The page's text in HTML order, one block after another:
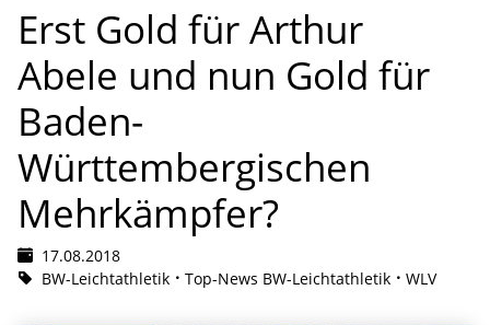
Erst Gold für Arthur
Abele und nun Gold für
Baden-
Württembergischen
Mehrkämpfer?
17.08.2018
BW-Leichtathletik
Top-News BW-Leichtathletik WLV